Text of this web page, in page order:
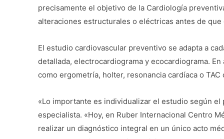
precisamente el objetivo de la Cardiología
alteraciones estructurales o eléctricas antes de
El estudio cardiovascular preventivo se adapta a
detallada, electrocardiograma y ecocardiograma.
como ergometría, holter, resonancia cardíaca o TAC
«Lo importante es individualizar el estudio según
especialista. «Hoy, en Ruber Internacional Centro
realizar un diagnóstico integral en un único acto